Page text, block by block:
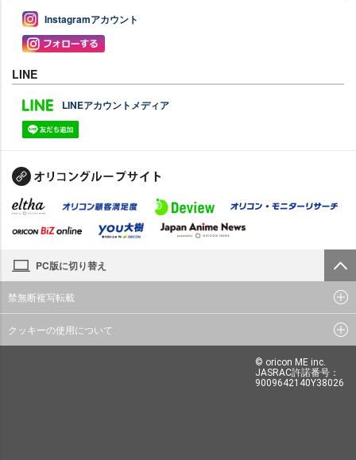
Instagramアカウント
LINE
LINEアカウントメディア
PC版に切り替え
禁無断複写転載
クッキーの使用について
© oricon ME inc.
JASRAC許諾番号：
9009642140Y38026